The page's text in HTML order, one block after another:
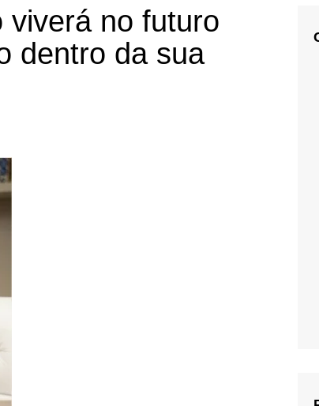
viverá no futuro
dentro da sua